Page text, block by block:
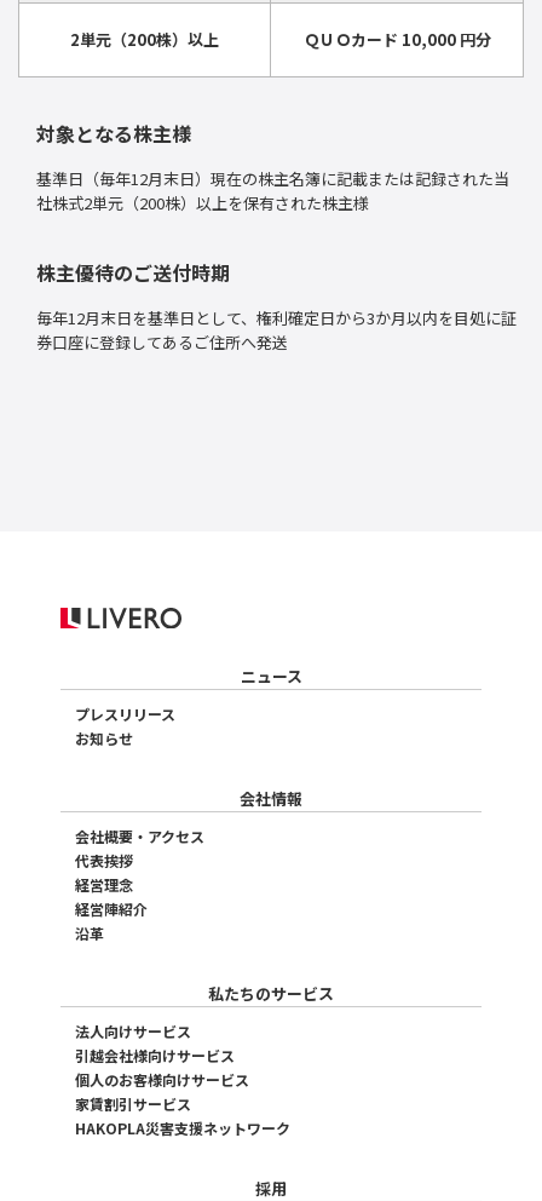
2単元（200株）以上 ＱＵＯカード 10,000 円分
対象となる株主様
基準日（毎年12月末日）現在の株主名簿に記載または記録された当
社株式2単元（200株）以上を保有された株主様
株主優待のご送付時期
毎年12月末日を基準日として、権利確定日から3か月以内を目処に証
券口座に登録してあるご住所へ発送
ニュース
プレスリリース
お知らせ
会社情報
会社概要・アクセス
代表挨拶
経営理念
経営陣紹介
沿革
私たちのサービス
法人向けサービス
引越会社様向けサービス
個人のお客様向けサービス
家賃割引サービス
HAKOPLA災害支援ネットワーク
採用